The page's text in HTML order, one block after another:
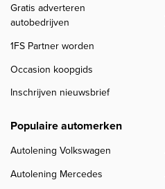
Gratis adverteren
autobedrijven
1FS Partner worden
Occasion koopgids
Inschrijven nieuwsbrief
Populaire automerken
Autolening Volkswagen
Autolening Mercedes